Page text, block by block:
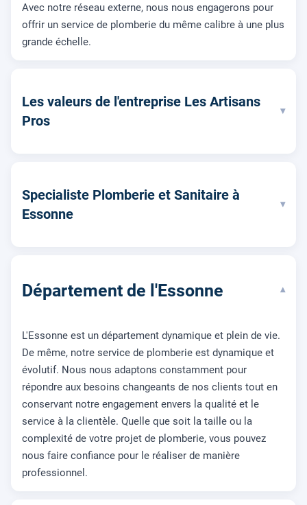
Avec notre réseau externe, nous nous engagerons pour
offrir un service de plomberie du même calibre à une plus
grande échelle.
Les valeurs de l'entreprise Les Artisans
Pros
▾
Specialiste Plomberie et Sanitaire à
Essonne
▾
Département de l'Essonne ▾
L'Essonne est un département dynamique et plein de vie.
De même, notre service de plomberie est dynamique et
évolutif. Nous nous adaptons constamment pour
répondre aux besoins changeants de nos clients tout en
conservant notre engagement envers la qualité et le
service à la clientèle. Quelle que soit la taille ou la
complexité de votre projet de plomberie, vous pouvez
nous faire confiance pour le réaliser de manière
professionnel.